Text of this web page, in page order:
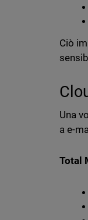
Ciò
Una
a e-
Total